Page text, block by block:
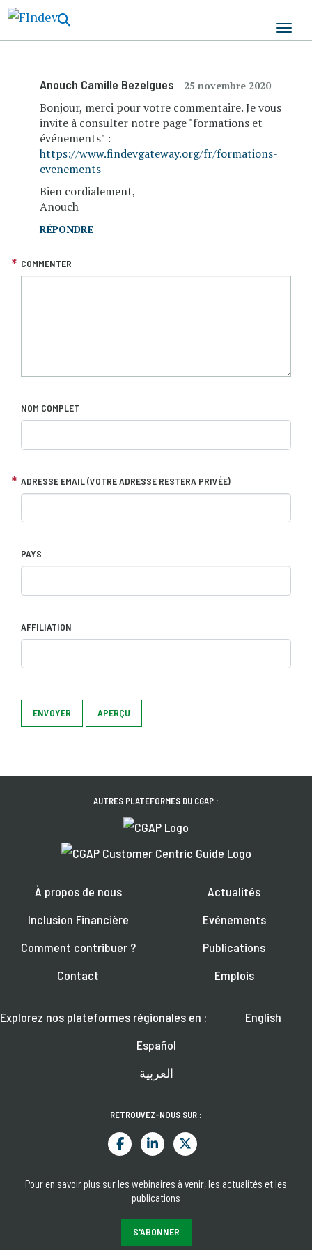
Anouch Camille Bezelgues 25 novembre 2020
Bonjour, merci pour votre commentaire. Je vous
invite à consulter notre page "formations et
événements" :
https://www.findevgateway.org/fr/formations-
evenements
Bien cordialement,
Anouch
RÉPONDRE
COMMENTER
NOM COMPLET
ADRESSE EMAIL (VOTRE ADRESSE RESTERA PRIVÉE)
PAYS
AFFILIATION
ENVOYER APERÇU
AUTRES PLATEFORMES DU CGAP :
À propos de nous
Inclusion Financière
Comment contribuer ?
Contact
Actualités
Evénements
Publications
Emplois
Explorez nos plateformes régionales en :
English
Español
العربية
RETROUVEZ-NOUS SUR :
Pour en savoir plus sur les webinaires à venir, les actualités et les
publications
S'ABONNER